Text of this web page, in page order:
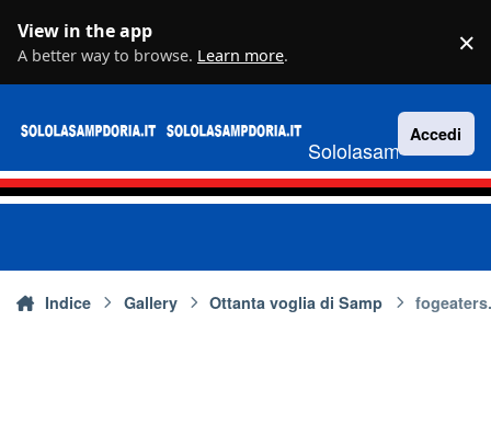
View in the app
A better way to browse. Learn more. ×
Sololasampdoria.it
Accedi
Indice Gallery Ottanta voglia di Samp